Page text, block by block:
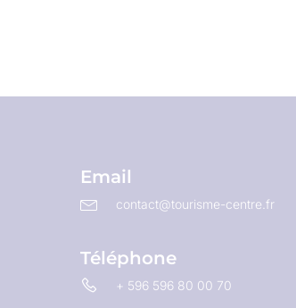
Email
contact@tourisme-centre.fr
Téléphone
+ 596 596 80 00 70